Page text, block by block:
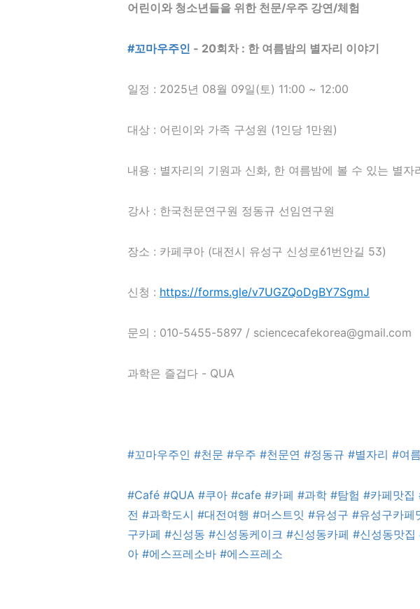
어린이와 청소년들을 위한 천문/우주 강연/체험
#꼬마우주인 - 20회차 : 한 여름밤의 별자리 이야기
일정 : 2025년 08월 09일(토) 11:00 ~ 12:00
대상 : 어린이와 가족 구성원 (1인당 1만원)
내용 : 별자리의 기원과 신화, 한 여름밤에 볼 수 있는 별자
강사 : 한국천문연구원 정동규 선임연구원
장소 : 카페쿠아 (대전시 유성구 신성로61번안길 53)
신청 : https://forms.gle/v7UGZQoDgBY7SgmJ
문의 : 010-5455-5897 / sciencecafekorea@gmail.com
과학은 즐겁다 - QUA
#꼬마우주인 #천문 #우주 #천문연 #정동규 #별자리 #여
#Café #QUA #쿠아 #cafe #카페 #과학 #탐험 #카페맛집
전 #과학도시 #대전여행 #머스트잇 #유성구 #유성구카페
구카페 #신성동 #신성동케이크 #신성동카페 #신성동맛집
아 #에스프레소바 #에스프레소